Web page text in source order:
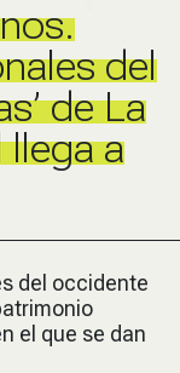
del
de La
a
del occidente
el que se dan